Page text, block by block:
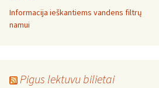
Informacija ieškantiems vandens filtrų
namui
Pigus lektuvu bilietai